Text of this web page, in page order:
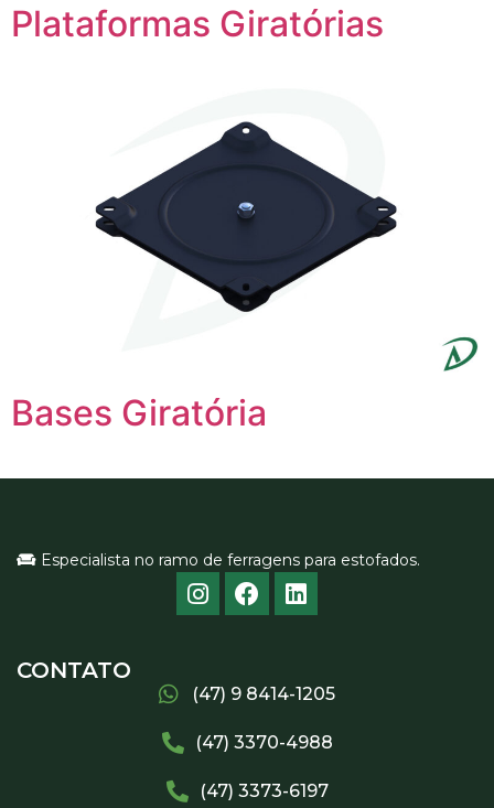
Plataformas Giratórias
Bases Giratória
Especialista no ramo de ferragens para estofados.
CONTATO
(47) 9 8414-1205
(47) 3370-4988
(47) 3373-6197